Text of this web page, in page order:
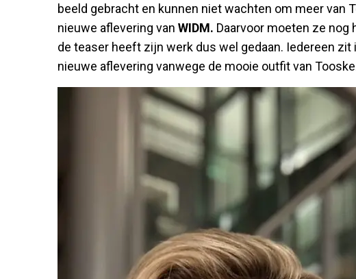
beeld gebracht en kunnen niet wachten om meer van
nieuwe aflevering van WIDM. Daarvoor moeten ze nog
de teaser heeft zijn werk dus wel gedaan. Iedereen
nieuwe aflevering vanwege de mooie outfit van